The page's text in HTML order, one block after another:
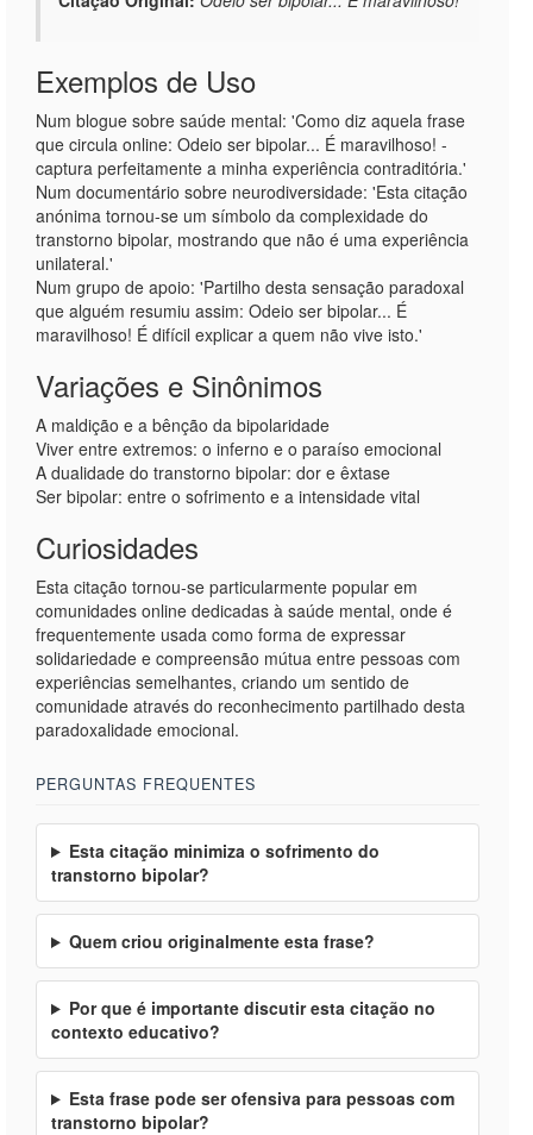
Exemplos de Uso
Num blogue sobre saúde mental: 'Como diz aquela frase
que circula online: Odeio ser bipolar... É maravilhoso! -
captura perfeitamente a minha experiência contraditória.'
Num documentário sobre neurodiversidade: 'Esta citação
anónima tornou-se um símbolo da complexidade do
transtorno bipolar, mostrando que não é uma experiência
unilateral.'
Num grupo de apoio: 'Partilho desta sensação paradoxal
que alguém resumiu assim: Odeio ser bipolar... É
maravilhoso! É difícil explicar a quem não vive isto.'
Variações e Sinônimos
A maldição e a bênção da bipolaridade
Viver entre extremos: o inferno e o paraíso emocional
A dualidade do transtorno bipolar: dor e êxtase
Ser bipolar: entre o sofrimento e a intensidade vital
Curiosidades
Esta citação tornou-se particularmente popular em
comunidades online dedicadas à saúde mental, onde é
frequentemente usada como forma de expressar
solidariedade e compreensão mútua entre pessoas com
experiências semelhantes, criando um sentido de
comunidade através do reconhecimento partilhado desta
paradoxalidade emocional.
PERGUNTAS FREQUENTES
Esta citação minimiza o sofrimento do
transtorno bipolar?
Quem criou originalmente esta frase?
Por que é importante discutir esta citação no
contexto educativo?
Esta frase pode ser ofensiva para pessoas com
transtorno bipolar?